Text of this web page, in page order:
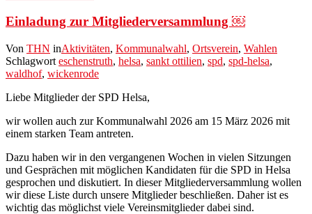
Einladung zur Mitgliederversammlung ￼
Von THN inAktivitäten, Kommunalwahl, Ortsverein, Wahlen
Schlagwort eschenstruth, helsa, sankt ottilien, spd, spd-helsa,
waldhof, wickenrode
Liebe Mitglieder der SPD Helsa,
wir wollen auch zur Kommunalwahl 2026 am 15 März 2026 mit
einem starken Team antreten.
Dazu haben wir in den vergangenen Wochen in vielen Sitzungen
und Gesprächen mit möglichen Kandidaten für die SPD in Helsa
gesprochen und diskutiert. In dieser Mitgliederversammlung wollen
wir diese Liste durch unsere Mitglieder beschließen. Daher ist es
wichtig das möglichst viele Vereinsmitglieder dabei sind.